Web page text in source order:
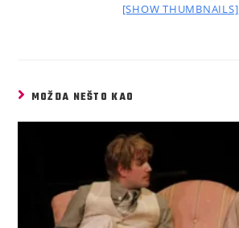
[SHOW THUMBNAILS]
MOŽDA NEŠTO KAO